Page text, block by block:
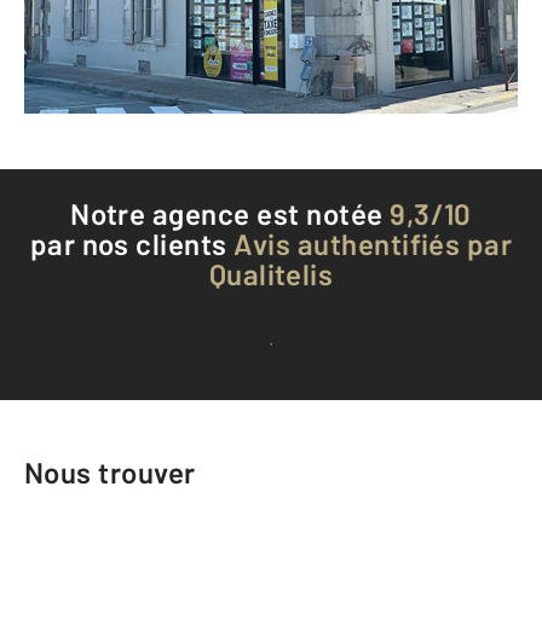
Envoyer un message
Téléphoner à l'agence
Notre agence est notée 9,3/10
par nos clients Avis authentifiés par
Qualitelis
Voir tous les avis clients
Nous trouver